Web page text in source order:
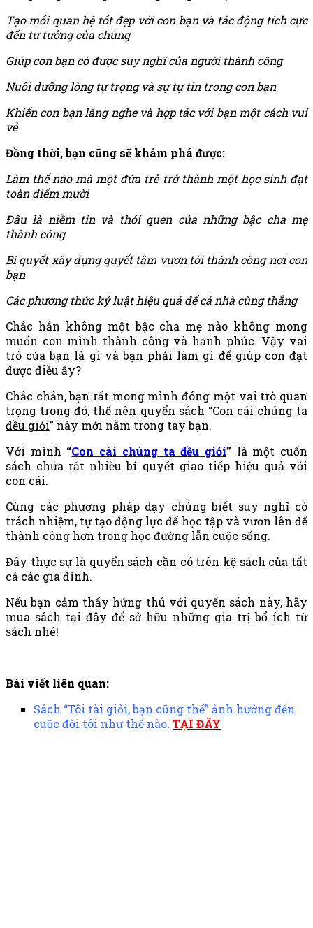
Tạo mối quan hệ tốt đẹp với con bạn và tác động tích cực
đến tư tưởng của chúng
Giúp con bạn có được suy nghĩ của người thành công
Nuôi dưỡng lòng tự trọng và sự tự tin trong con bạn
Khiến con bạn lắng nghe và hợp tác với bạn một cách vui
vẻ
Đồng thời, bạn cũng sẽ khám phá được:
Làm thế nào mà một đứa trẻ trở thành một học sinh đạt
toàn điểm mười
Đâu là niềm tin và thói quen của những bậc cha mẹ
thành công
Bí quyết xây dựng quyết tâm vươn tới thành công nơi con
bạn
Các phương thức kỷ luật hiệu quả để cả nhà cùng thắng
Chắc hẳn không một bậc cha mẹ nào không mong
muốn con mình thành công và hạnh phúc. Vậy vai
trò của bạn là gì và bạn phải làm gì để giúp con đạt
được điều ấy?
Chắc chắn, bạn rất mong mình đóng một vai trò quan
trọng trong đó, thế nên quyển sách “Con cái chúng ta
đều giỏi” này mới nằm trong tay bạn.
Với mình “Con cái chúng ta đều giỏi” là một cuốn
sách chứa rất nhiều bí quyết giao tiếp hiệu quả với
con cái.
Cùng các phương pháp dạy chúng biết suy nghĩ có
trách nhiệm, tự tạo động lực để học tập và vươn lên để
thành công hơn trong học đường lẫn cuộc sống.
Đây thực sự là quyển sách cần có trên kệ sách của tất
cả các gia đình.
Nếu bạn cảm thấy hứng thú với quyển sách này, hãy
mua sách tại đây để sở hữu những gia trị bổ ích từ
sách nhé!
Bài viết liên quan:
Sách “Tôi tài giỏi, bạn cũng thế” ảnh hưởng đến
cuộc đời tôi như thế nào. TẠI ĐÂY